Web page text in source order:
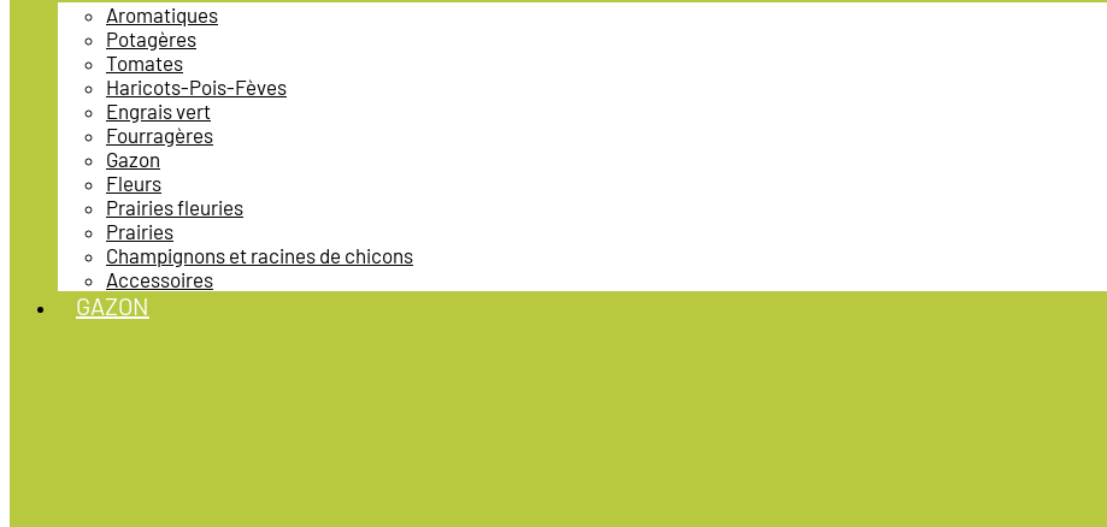
Aromatiques
Potagères
Tomates
Haricots-Pois-Fèves
Engrais vert
Fourragères
Gazon
Fleurs
Prairies fleuries
Prairies
Champignons et racines de chicons
Accessoires
GAZON